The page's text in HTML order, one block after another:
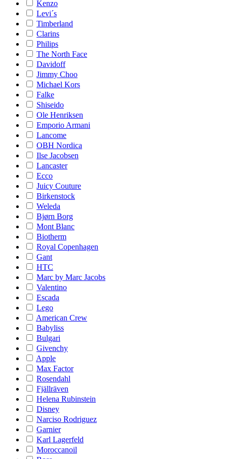
Kenzo
Levi´s
Timberland
Clarins
Philips
The North Face
Davidoff
Jimmy Choo
Michael Kors
Falke
Shiseido
Ole Henriksen
Emporio Armani
Lancome
OBH Nordica
Ilse Jacobsen
Lancaster
Ecco
Juicy Couture
Birkenstock
Weleda
Bjørn Borg
Mont Blanc
Biotherm
Royal Copenhagen
Gant
HTC
Marc by Marc Jacobs
Valentino
Escada
Lego
American Crew
Babyliss
Bulgari
Givenchy
Apple
Max Factor
Rosendahl
Fjällräven
Helena Rubinstein
Disney
Narciso Rodriguez
Garnier
Karl Lagerfeld
Moroccanoil